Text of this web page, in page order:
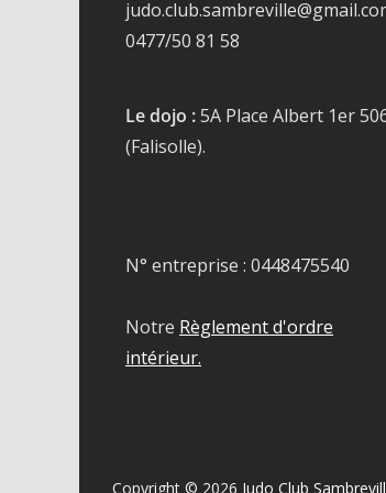
0477/50 81 58
Le dojo :5A Place Albert 1er
(Falisolle).
N° entreprise : 0448475540
Notre Règlement d'ordre
intérieur.
Copyright © 2026 Judo Club